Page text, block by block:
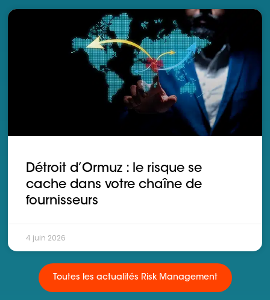
Détroit d’Ormuz : le risque se
cache dans votre chaîne de
fournisseurs
4 juin 2026
Toutes les actualités Risk Management